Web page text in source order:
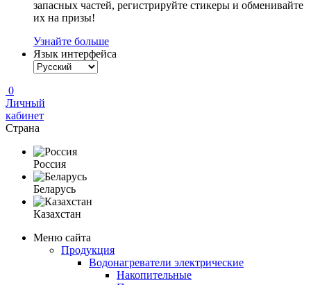
запасных частей, регистрируйте стикеры и обменивайте
их на призы!
Узнайте больше
Язык интерфейса
0
Личный
кабинет
Страна
Россия
Беларусь
Казахстан
Меню сайта
Продукция
Водонагреватели электрические
Накопительные